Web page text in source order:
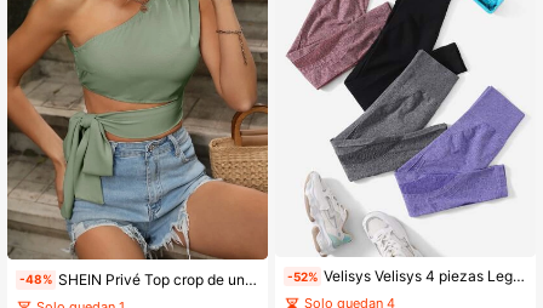
-48% SHEIN Privé Top crop de un hombro con cordón lateral -52% Velisys Velisys 4 piezas Leggings de yoga Leggings de gimnasio con control de barriga con estiramiento alto inconsútil con agujeros perforados
Solo quedan 4